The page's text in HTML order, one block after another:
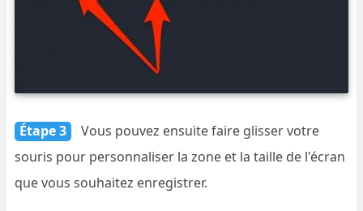
Étape 3
Vous pouvez ensuite faire glisser votre
souris pour personnaliser la zone et la taille de l'écran
que vous souhaitez enregistrer.